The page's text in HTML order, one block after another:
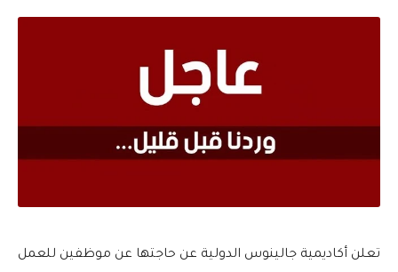
تعلن أكاديمية جالينوس الدولية عن حاجتها عن موظفين للعمل